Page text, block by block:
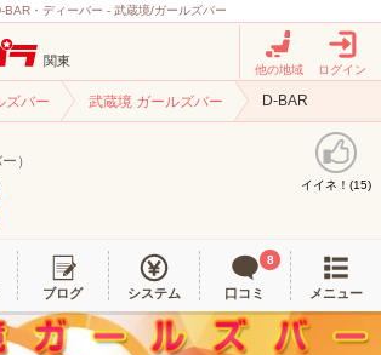
BAR・ディーバー - 武蔵境/ガールズバー
関東
他の地域 ログイン
ズバー 武蔵境 ガールズバー D-BAR
）
イイネ！(15)
ブログ システム 口コミ
8
メニュー